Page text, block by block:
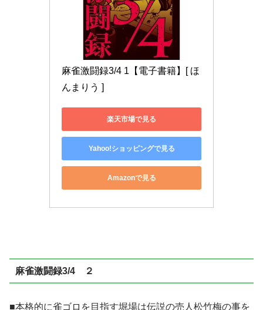
麻雀激闘録3/4 1【電子書籍】[ ほ
んまりう ]
楽天市場で見る
Yahoo!ショッピングで見る
Amazonで見る
麻雀激闘録3/4 ２
■本格的に雀ゴロを目指す堀場は伝説の売人松竹梅の事を